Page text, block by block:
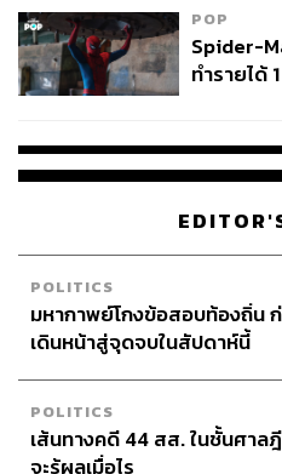
POP
Spider-
ทำรายได้
POLITICS
มหากาพย์โกงข้อสอบท้องถิ่น
เดินหน้าสู่จุดจบในสัปดาห์นี้
POLITICS
เส้นทางคดี 44 สส. ในชั้นศาล
จะรู้ผลเมื่อไร